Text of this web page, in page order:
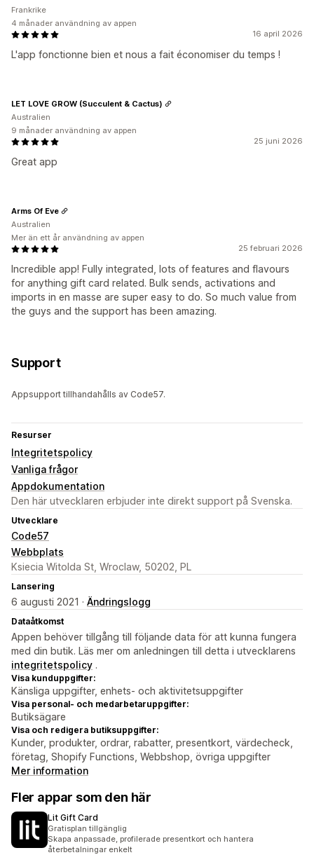
16 april 2026
L'app fonctionne bien et nous a fait économiser du temps !
Frankrike
4 månader användning av appen
25 juni 2026
Great app
LET LOVE GROW (Succulent & Cactus)
Australien
9 månader användning av appen
25 februari 2026
Incredible app! Fully integrated, lots of features and flavours
for anything gift card related. Bulk sends, activations and
imports in en masse are super easy to do. So much value from
the guys and the support has been amazing.
Arms Of Eve
Australien
Mer än ett år användning av appen
Support
Appsupport tillhandahålls av Code57.
Resurser
Integritetspolicy
Vanliga frågor
Appdokumentation
Den här utvecklaren erbjuder inte direkt support på Svenska.
Utvecklare
Code57
Webbplats
Ksiecia Witolda St, Wroclaw, 50202, PL
Lansering
6 augusti 2021 · Ändringslogg
Dataåtkomst
Appen behöver tillgång till följande data för att kunna fungera
med din butik. Läs mer om anledningen till detta i utvecklarens
integritetspolicy .
Visa kunduppgifter:
Känsliga uppgifter, enhets- och aktivitetsuppgifter
Visa personal- och medarbetaruppgifter:
Butiksägare
Visa och redigera butiksuppgifter:
Kunder, produkter, ordrar, rabatter, presentkort, värdecheck,
företag, Shopify Functions, Webbshop, övriga uppgifter
Mer information
Fler appar som den här
Lit Gift Card
Gratisplan tillgänglig
Skapa anpassade, profilerade presentkort och hantera
återbetalningar enkelt